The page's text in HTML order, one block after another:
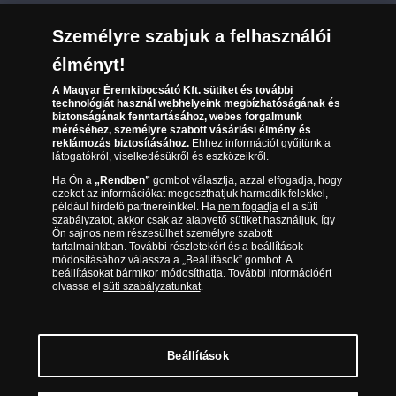
Kézbesítés
Reklamáció
Visszaküldés
Elállási űrlap
Karrier
Sütik (cookies) használata
Süti (cookies)Beállítások
Társaságunkról
Az érmék és érmek ára és értéke
Gyakran ismételt kérdések
Adatkezelés
06 80 888 889
(díjmentesen hívható hétfőtől csütörtökig 9.00 és 17.00
óra között, péntekenként 9.00 és 15.00 óra között)
Magyar Éremkibocsátó Kft. 1134 Budapest, Váci út 33. Cégjegyzékszám: 01-09-
957944, Adószám: 23275395-2-41 A Társaság a Magyar Kereskedelmi
Személyre szabjuk a felhasználói
élményt!
A Magyar Éremkibocsátó Kft.sütiket és további
technológiát használ webhelyeink megbízhatóságának és
biztonságának fenntartásához, webes forgalmunk
méréséhez, személyre szabott vásárlási élmény és
reklámozás biztosításához.Ehhez információt gyűjtünk a
látogatókról, viselkedésükről és eszközeikről.
Ha Ön a „Rendben”gombot választja, azzal elfogadja, hogy
ezeket az információkat megoszthatjuk harmadik felekkel,
például hirdető partnereinkkel. Ha nem fogadjael a süti
szabályzatot, akkor csak az alapvető sütiket használjuk, így
Ön sajnos nem részesülhet személyre szabott
tartalmainkban. További részletekért és a beállítások
módosításához válassza a „Beállítások” gombot. A
beállításokat bármikor módosíthatja. További információért
olvassa el süti szabályzatunkat.
Beállítások